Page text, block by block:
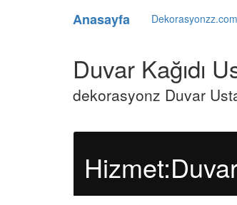
Anasayfa Dekorasyonzz.com
Duvar Kağıdı
dekorasyonz Duvar